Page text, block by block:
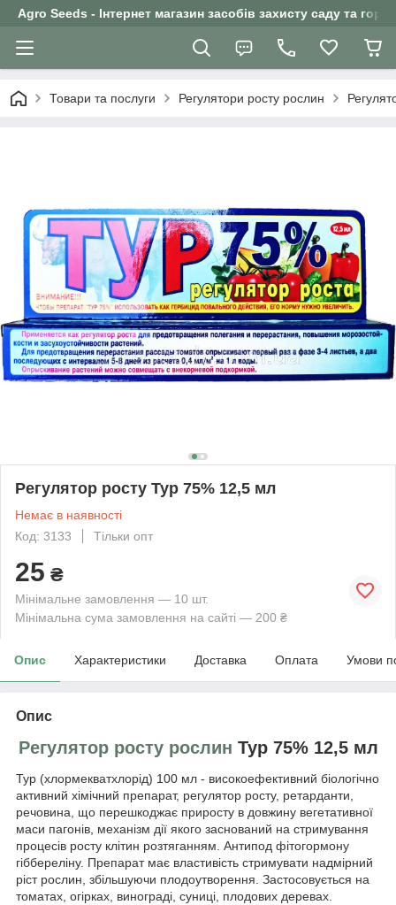
Agro Seeds - Інтернет магазин засобів захисту саду та
Товари та послуги Регулятори росту рослин
Регулятор росту Тур 75% 12,5 мл
Немає в наявності
Код: 3133
Тільки опт
25 ₴
Мінімальне замовлення — 10 шт.
Мінімальна сума замовлення на сайті — 200 ₴
Опис Характеристики Доставка Оплата Умови
Опис
Регулятор росту рослин Тур 75% 12,5 мл
Тур (хлормекватхлорід) 100 мл - високоефективний біологічно
активний хімічний препарат, регулятор росту, ретарданти,
речовина, що перешкоджає приросту в довжину вегетативної
маси пагонів, механізм дії якого заснований на стримування
процесів росту клітин розтяганням. Антипод фітогормону
гіббереліну. Препарат має властивість стримувати надмірний
ріст рослин, збільшуючи плодоутворення. Застосовується на
томатах, огірках, винограді, суниці, плодових деревах.